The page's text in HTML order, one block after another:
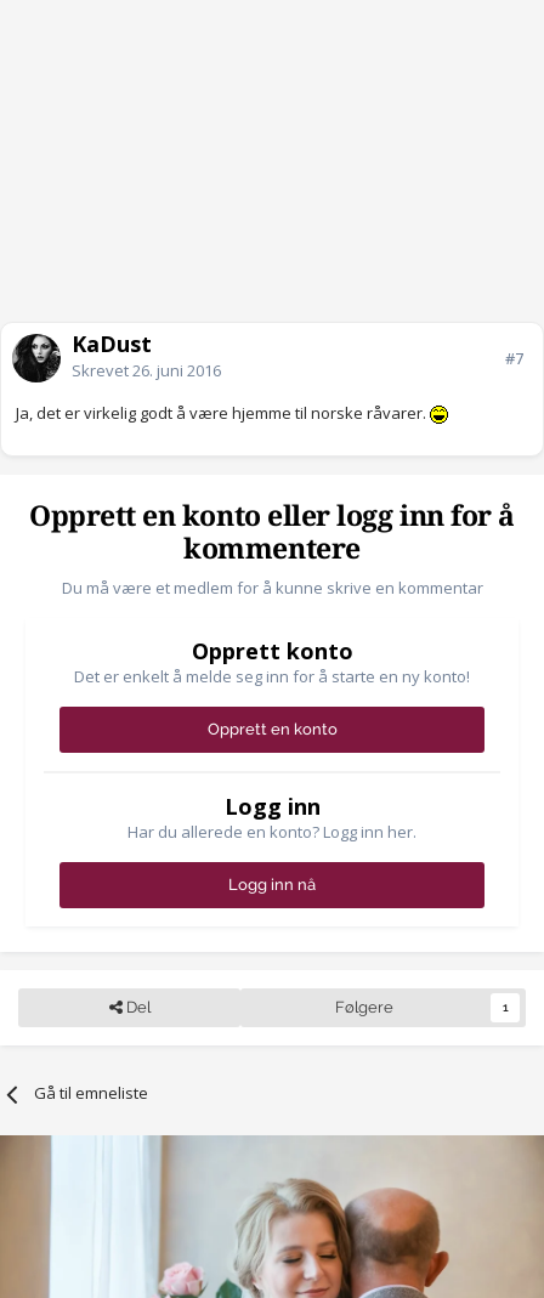
KaDust
Skrevet26. juni 2016
#7
Ja, det er virkelig godt å være hjemme til norske råvarer.
Opprett en konto eller logg inn for å
kommentere
Du må være et medlem for å kunne skrive en kommentar
Opprett konto
Det er enkelt å melde seg inn for å starte en ny konto!
Opprett en konto
Logg inn
Har du allerede en konto? Logg inn her.
Logg inn nå
Del Følgere 1
Gå til emneliste